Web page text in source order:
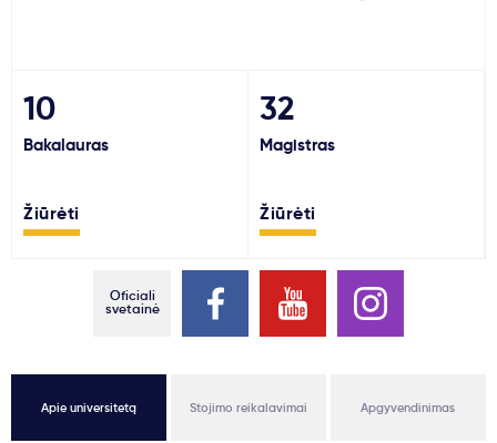
Paslaugos
Naujienos
10
Bakalauras
Žiūrėti
32
Magistras
Žiūrėti
Oficiali
svetainė
Apie universitetą Stojimo reikalavimai Apgyvendinimas